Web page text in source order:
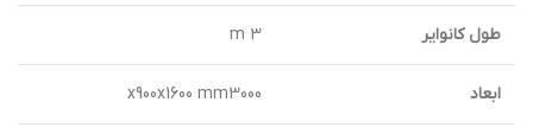
طول كانواير m 3
ابعاد x900x1600 mm3000